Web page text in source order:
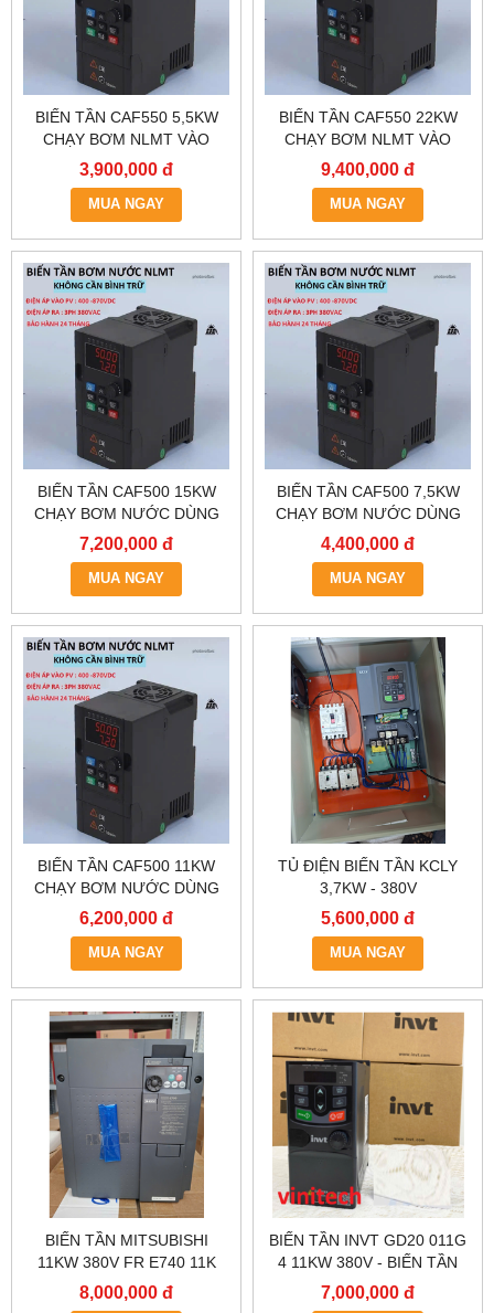
BIẾN TẦN CAF550 5,5KW
CHẠY BƠM NLMT VÀO
DC,AC RA AC 3 PHA 380V
3,900,000 đ
MUA NGAY
BIẾN TẦN CAF550 22KW
CHẠY BƠM NLMT VÀO
DC,AC RA AC 3 PHA 380V
9,400,000 đ
MUA NGAY
BIẾN TẦN CAF500 15KW
CHẠY BƠM NƯỚC DÙNG
PIN NLMT VÀO DC,AC RA
AC 3 PHA 380V
7,200,000 đ
MUA NGAY
BIẾN TẦN CAF500 7,5KW
CHẠY BƠM NƯỚC DÙNG
PIN NLMT VÀO DC,AC RA
AC 3 PHA 380V
4,400,000 đ
MUA NGAY
BIẾN TẦN CAF500 11KW
CHẠY BƠM NƯỚC DÙNG
PIN NLMT VÀO DC,AC RA
AC 3 PHA 380V
6,200,000 đ
MUA NGAY
TỦ ĐIỆN BIẾN TẦN KCLY
3,7KW - 380V
5,600,000 đ
MUA NGAY
BIẾN TẦN MITSUBISHI
11KW 380V FR E740 11K
MỚI
8,000,000 đ
BIẾN TẦN INVT GD20 011G
4 11KW 380V - BIẾN TẦN
VÀO 3 PHA 380V RA 3 PHA
380V INVT GD20 11KW
7,000,000 đ